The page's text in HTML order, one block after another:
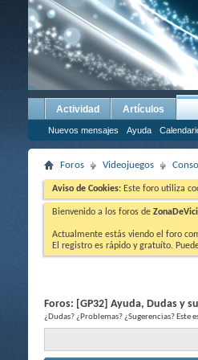
Actividad Artículos
Nuevos mensajes Ayuda
Foros Videojuegos
Aviso de Cookies: Este foro utiliza
Bienvenido a los foros de
Actualmente estás viendo el foro
El registro es rápido y gratuíto.
Foros: [GP32] Ayuda, Dudas y
¿Dudas? ¿Problemas? ¿Sugerencias? Este